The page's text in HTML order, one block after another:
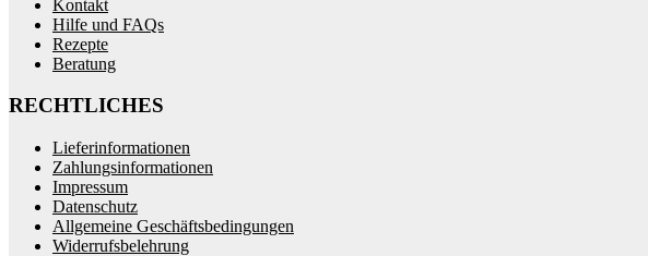
Kontakt
Hilfe und FAQs
Rezepte
Beratung
RECHTLICHES
Lieferinformationen
Zahlungsinformationen
Impressum
Datenschutz
Allgemeine Geschäftsbedingungen
Widerrufsbelehrung